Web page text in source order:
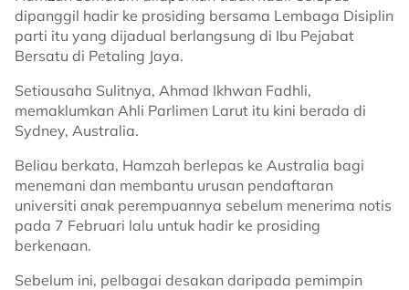
dipanggil hadir ke prosiding bersama Lembaga Disiplin
parti itu yang dijadual berlangsung di Ibu Pejabat
Bersatu di Petaling Jaya.
Setiausaha Sulitnya, Ahmad Ikhwan Fadhli,
memaklumkan Ahli Parlimen Larut itu kini berada di
Sydney, Australia.
Beliau berkata, Hamzah berlepas ke Australia bagi
menemani dan membantu urusan pendaftaran
universiti anak perempuannya sebelum menerima notis
pada 7 Februari lalu untuk hadir ke prosiding
berkenaan.
Sebelum ini, pelbagai desakan daripada pemimpin